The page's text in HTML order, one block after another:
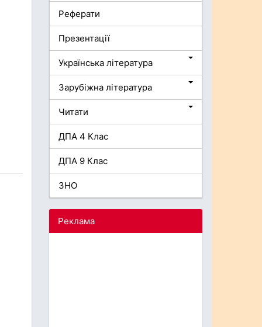
Реферати
Презентації
Українська література
Зарубіжна література
Читати
ДПА 4 Клас
ДПА 9 Клас
ЗНО
Реклама